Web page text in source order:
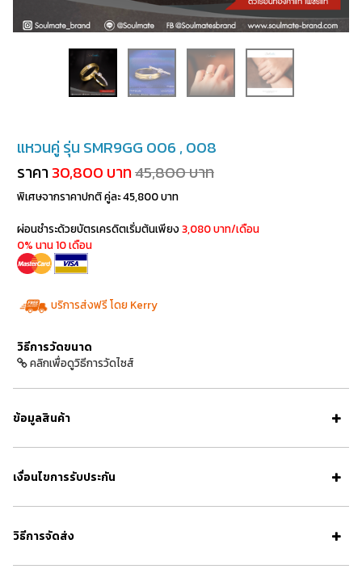
แหวนคู่ รุ่น SMR9GG 006 , 008
ราคา30,800 บาท45,800 บาท
พิเศษจากราคาปกติ คู่ละ 45,800 บาท
ผ่อนชำระด้วยบัตรเครดิตเริ่มต้นเพียง3,080 บาท/เดือน
0% นาน 10 เดือน
บริการส่งฟรี โดย Kerry
วิธีการวัดขนาด
คลิกเพื่อดูวิธีการวัดไซส์
ข้อมูลสินค้า
เงื่อนไขการรับประกัน
วิธีการจัดส่ง